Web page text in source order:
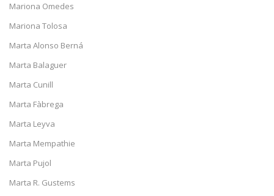
Mariona Omedes
Mariona Tolosa
Marta Alonso Berná
Marta Balaguer
Marta Cunill
Marta Fàbrega
Marta Leyva
Marta Mempathie
Marta Pujol
Marta R. Gustems